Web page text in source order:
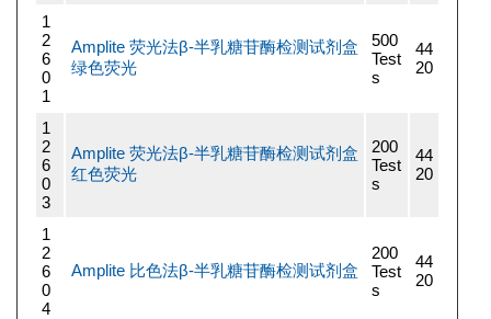
1
2
6
0
1
Amplite 荧光法β-半乳糖苷酶检测试剂盒
绿色荧光
500
Test
s
44
20
1
2
6
0
3
Amplite 荧光法β-半乳糖苷酶检测试剂盒
红色荧光
200
Test
s
44
20
1
2
6
0
4
Amplite 比色法β-半乳糖苷酶检测试剂盒
200
Test
s
44
20